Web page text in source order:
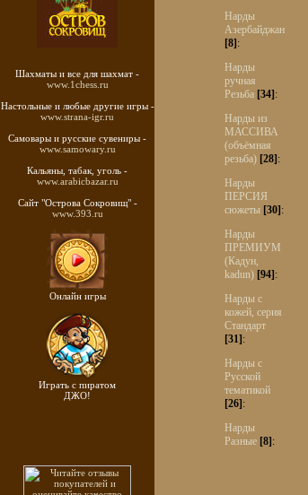
Шахматы и все для шахмат -
www.1chess.ru
Настольные и любые другие игры -
www.strana-igr.ru
Самовары и русские сувениры -
www.samowary.ru
Кальяны, табак, уголь -
www.arabicbazar.ru
Сайт "Острова Сокровищ" -
www.393.ru
Онлайн игры
Играть с пиратом
ДЖО!
Нарды
Азербайджан
[8] :
Нарды
ручная
Резьба [34] :
Нарды из
МАССИВА
(объёмная
резьба) [28] :
Нарды
ПЕРСИЯ
сюжеты [30] :
Нарды
ПРЕМИУМ
(Кадун,
kadun) [94] :
Нарды с
кожей, серия
Стандарт
[31] :
Нарды с
Русской
тематикой
[26] :
Нарды
Разные [8] :